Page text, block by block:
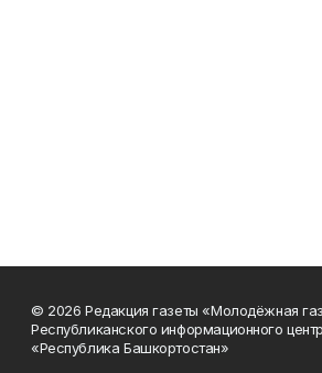
© 2026 Редакция газеты «Молодёжная
Республиканского информационного
«Республика Башкортостан»